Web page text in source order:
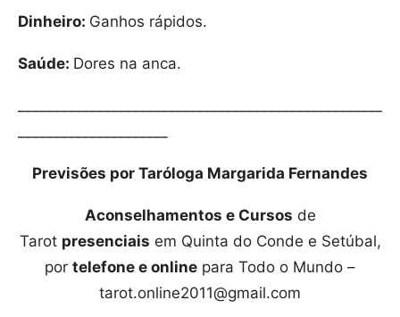
Dinheiro: Ganhos rápidos.
Saúde: Dores na anca.
Previsões por Taróloga Margarida Fernandes
Aconselhamentos e Cursos de
Tarot presenciais em Quinta do Conde e Setúbal,
por telefone e online para Todo o Mundo –
tarot.online2011@gmail.com